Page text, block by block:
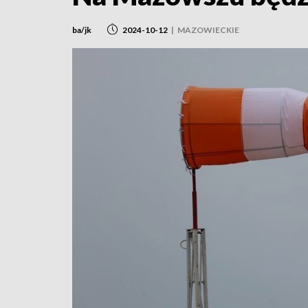
ba/jk 2024-10-12 | MAZOWIECKIE